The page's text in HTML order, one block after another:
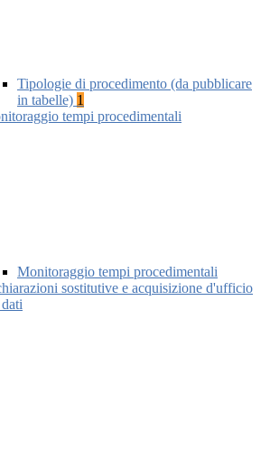
Tipologie di procedimento (da pubblicare
in tabelle) 1
tempi procedimentali
Monitoraggio tempi procedimentali
sostitutive e acquisizione d'ufficio